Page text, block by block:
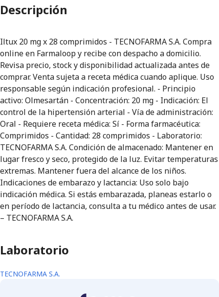
Descripción
Iltux 20 mg x 28 comprimidos - TECNOFARMA S.A. Compra
online en Farmaloop y recibe con despacho a domicilio.
Revisa precio, stock y disponibilidad actualizada antes de
comprar. Venta sujeta a receta médica cuando aplique. Uso
responsable según indicación profesional. - Principio
activo: Olmesartán - Concentración: 20 mg - Indicación: El
control de la hipertensión arterial - Vía de administración:
Oral - Requiere receta médica: Sí - Forma farmacéutica:
Comprimidos - Cantidad: 28 comprimidos - Laboratorio:
TECNOFARMA S.A. Condición de almacenado: Mantener en
lugar fresco y seco, protegido de la luz. Evitar temperaturas
extremas. Mantener fuera del alcance de los niños.
Indicaciones de embarazo y lactancia: Uso solo bajo
indicación médica. Si estás embarazada, planeas estarlo o
en período de lactancia, consulta a tu médico antes de usar.
– TECNOFARMA S.A.
Laboratorio
TECNOFARMA S.A.